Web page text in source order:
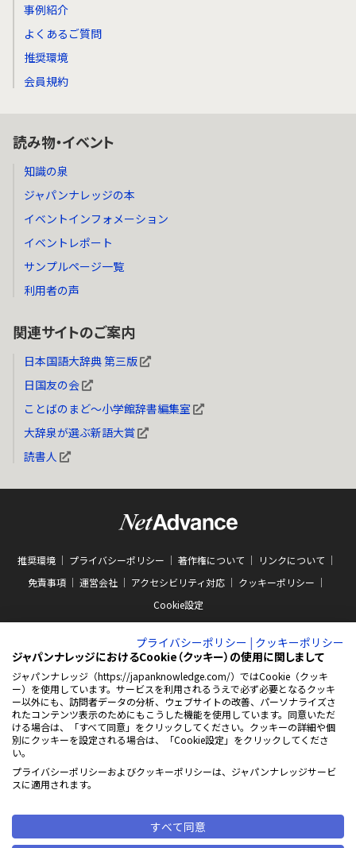
事例紹介
よくあるご質問
推奨環境
会員規約
読み物・イベント
知識の泉
ジャパンナレッジの本
イベントインフォメーション
イベントレポート
サンプルページ一覧
利用者の声
関連サイトのご案内
日本国語大辞典 第三版
日国友の会
ことばのまど～小学館辞書編集室
大辞泉が選ぶ新語大賞
読書人
推奨環境 プライバシーポリシー 著作権について
リンクについて
免責事項
運営会社 アクセシビリティ対応
クッキーポリシー
Cookie設定
ABJマークは、この電子書店・電子書籍配信サービスが、著作権者からコンテン
ツ使用許諾を得た正規版配信サービスであることを示す商標（登録番号 第
10981000号）です。ABJマークの詳細、ABJマークを掲示しているサービスの一
覧はこちらをご覧ください。
AEBS 電子出版制作・流通協議会
https://aebs.or.jp/
新
い
ウ
開
© 2001-2026 NetAdvance Inc. All rights reserved.
プライバシーポリシー | クッキーポリシー
ジャパンナレッジにおけるCookie（クッキー）の使用に関しまして
ジャパンナレッジ（https://japanknowledge.com/）ではCookie（クッキ
ー）を使用しています。サービスを利用されるうえで必ず必要となるクッキ
ー以外にも、訪問者データの分析、ウェブサイトの改善、パーソナライズさ
れたコンテンツ表示のためにもこうした機能を使用しています。同意いただ
ける場合は、「すべて同意」をクリックしてください。クッキーの詳細や個
別にクッキーを設定される場合は、「Cookie設定」をクリックしてくださ
い。
プライバシーポリシーおよびクッキーポリシーは、ジャパンナレッジサービ
スに適用されます。
すべて同意